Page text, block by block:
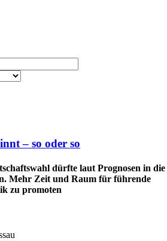
– so oder so
dürfte laut Prognosen in die
Mehr Zeit und Raum für führende
zu promoten